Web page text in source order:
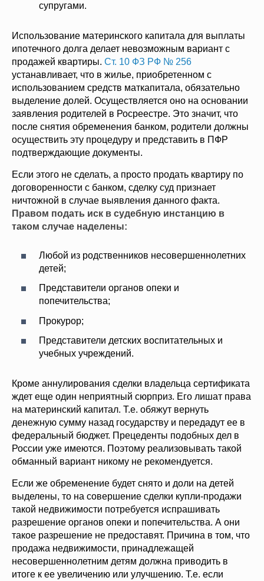
супругами.
Использование материнского капитала для выплаты
ипотечного долга делает невозможным вариант с
продажей квартиры. Ст. 10 ФЗ РФ № 256
устанавливает, что в жилье, приобретенном с
использованием средств маткапитала, обязательно
выделение долей. Осуществляется оно на основании
заявления родителей в Росреестре. Это значит, что
после снятия обременения банком, родители должны
осуществить эту процедуру и представить в ПФР
подтверждающие документы.
Если этого не сделать, а просто продать квартиру по
договоренности с банком, сделку суд признает
ничтожной в случае выявления данного факта.
Правом подать иск в судебную инстанцию в
таком случае наделены:
Любой из родственников несовершеннолетних
детей;
Представители органов опеки и
попечительства;
Прокурор;
Представители детских воспитательных и
учебных учреждений.
Кроме аннулирования сделки владельца сертификата
ждет еще один неприятный сюрприз. Его лишат права
на материнский капитал. Т.е. обяжут вернуть
денежную сумму назад государству и передадут ее в
федеральный бюджет. Прецеденты подобных дел в
России уже имеются. Поэтому реализовывать такой
обманный вариант никому не рекомендуется.
Если же обременение будет снято и доли на детей
выделены, то на совершение сделки купли-продажи
такой недвижимости потребуется испрашивать
разрешение органов опеки и попечительства. А они
такое разрешение не предоставят. Причина в том, что
продажа недвижимости, принадлежащей
несовершеннолетним детям должна приводить в
итоге к ее увеличению или улучшению. Т.е. если